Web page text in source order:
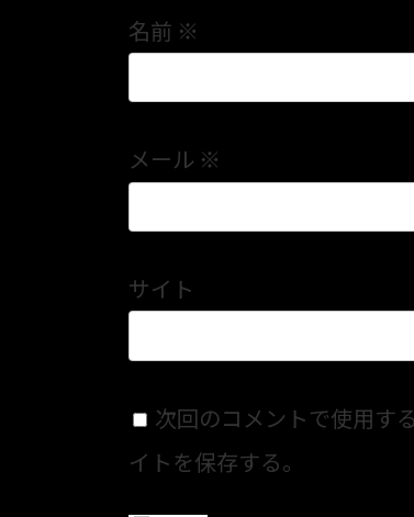
名前 ※
メール ※
サイト
次回のコメントで使用す
イトを保存する。